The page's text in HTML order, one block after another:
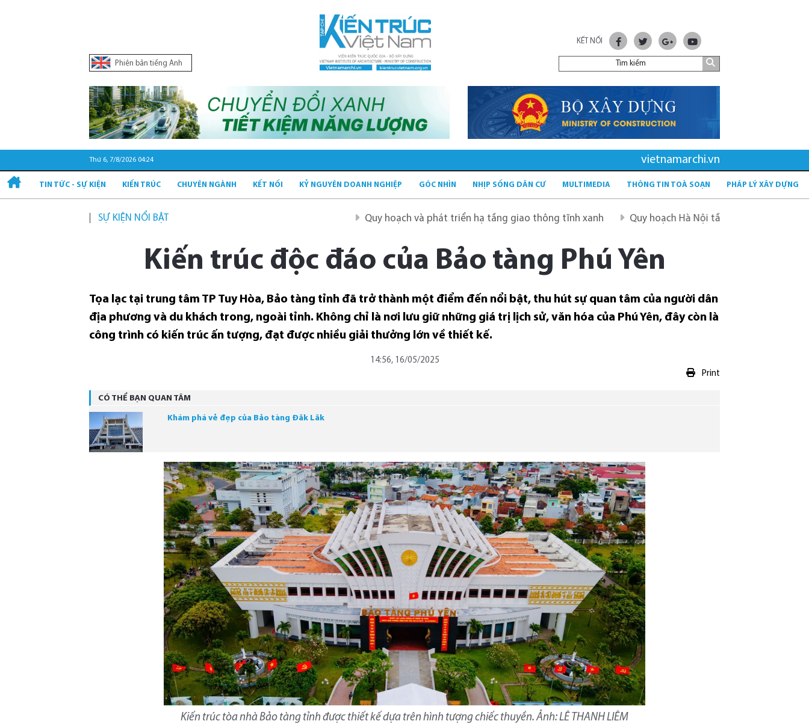
Phiên bản tiếng Anh
KẾT NỐI
Thứ 6, 7/8/2026 04:24 vietnamarchi.vn
TIN TỨC - SỰ KIỆN KIẾN TRÚC CHUYÊN NGÀNH KẾT NỐI KỶ NGUYÊN DOANH NGHIỆP GÓC NHÌN NHỊP SỐNG DÂN CƯ MULTIMEDIA THÔNG TIN TOÀ SOẠN PHÁP LÝ XÂY DỰNG
SỰ KIỆN NỔI BẬT Quy hoạch và phát triển hạ tầng giao thông tĩnh xanh Quy hoạch Hà Nội tầm nhìn 100 năm
Kiến trúc độc đáo của Bảo tàng Phú Yên
Tọa lạc tại trung tâm TP Tuy Hòa, Bảo tàng tỉnh đã trở thành một điểm đến nổi bật, thu hút sự quan tâm của người dân
địa phương và du khách trong, ngoài tỉnh. Không chỉ là nơi lưu giữ những giá trị lịch sử, văn hóa của Phú Yên, đây còn là
công trình có kiến trúc ấn tượng, đạt được nhiều giải thưởng lớn về thiết kế.
14:56, 16/05/2025
Print
CÓ THỂ BẠN QUAN TÂM
Khám phá vẻ đẹp của Bảo tàng Đăk Lăk
Kiến trúc tòa nhà Bảo tàng tỉnh được thiết kế dựa trên hình tượng chiếc thuyền. Ảnh: LÊ THANH LIÊM